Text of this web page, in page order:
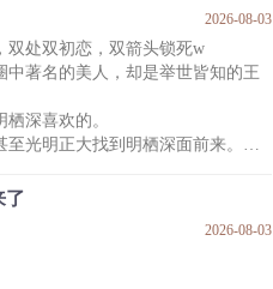
个男友，少年情起，相恋多年
讯
目光灼灼
2026-08-03
双处双初恋，双箭头锁死w
著名的美人，却是举世皆知的王
深喜欢的。
光明正大找到明栖深面前来。
真是我见过最美的人——你们什么
啊？你结婚后天天按时往家赶，哥
了
2026-08-03